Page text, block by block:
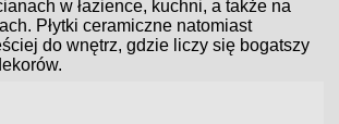
w łazience, kuchni, a także na
Płytki ceramiczne natomiast
do wnętrz, gdzie liczy się bogatszy